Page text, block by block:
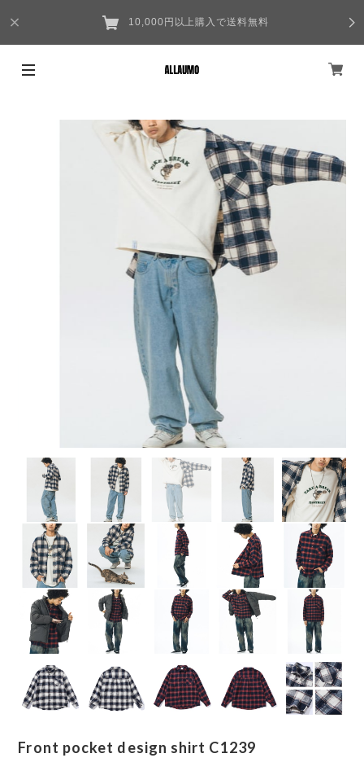
10,000円以上購入で送料無料
Front pocket design shirt C1239